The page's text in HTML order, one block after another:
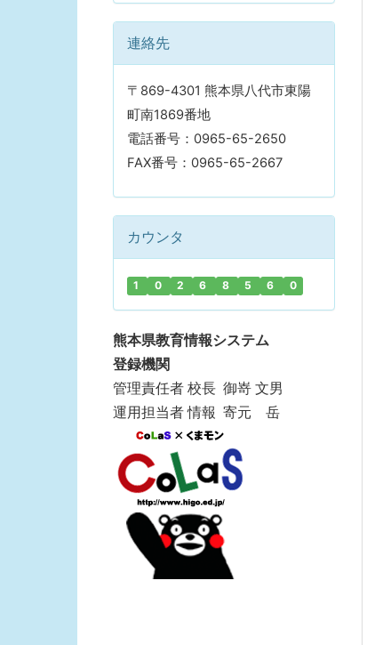
連絡先
〒869-4301 熊本県八代市東陽
町南1869番地
電話番号：0965-65-2650
FAX番号：0965-65-2667
カウンタ
1 0 2 6 8 5 6 0
熊本県教育情報システム
登録機関
管理責任者 校長 御嵜 文男
運用担当者 情報 寄元 岳